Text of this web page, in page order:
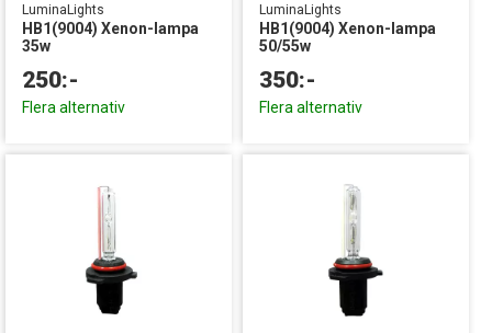
LuminaLights
HB1(9004) Xenon-lampa
35w
250:-
Flera alternativ
LuminaLights
HB1(9004) Xenon-lampa
50/55w
350:-
Flera alternativ